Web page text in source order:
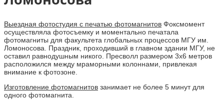
Выездная фотостудия с печатью фотомагнитов Фоксмомент
осуществляла фотосъемку и моментально печатала
фотомагниты для факультета глобальных процессов МГУ им.
Ломоносова. Праздник, проходивший в главном здании МГУ, не
оставил равнодушным никого. Пресволл размером 3х6 метров
расположился между мраморными колоннами, привлекая
внимание к фотозоне.
Изготовление фотомагнитов занимает не более 5 минут для
одного фотомагнита.